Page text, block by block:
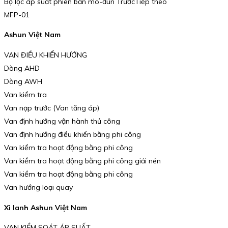
MFP-01
Ashun Việt Nam
VAN ĐIỀU KHIỂN HƯỚNG
Dòng AHD
Dòng AWH
Van kiểm tra
Van nạp trước (Van tăng áp)
Van định hướng vận hành thủ công
Van định hướng điều khiển bằng phi công
Van kiểm tra hoạt động bằng phi công
Van kiểm tra hoạt động bằng phi công giải nén
Van kiểm tra hoạt động bằng phi công
Van hướng loại quay
Xi lanh Ashun Việt Nam